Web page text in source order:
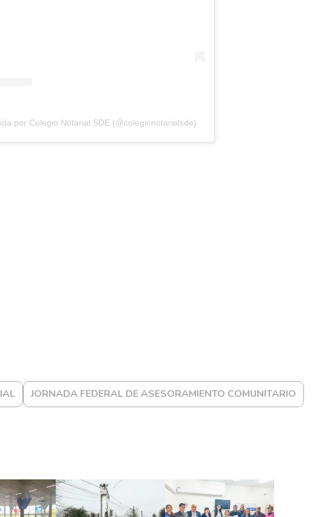
por Colegio Notarial SDE (@colegionotarialsde)
JORNADA FEDERAL DE ASESORAMIENTO COMUNITARIO